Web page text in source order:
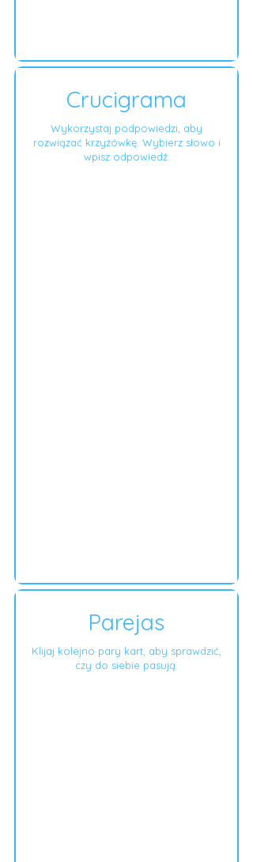
Crucigrama
Wykorzystaj podpowiedzi, aby
rozwiązać krzyżówkę. Wybierz słowo i
wpisz odpowiedź.
Parejas
Klijaj kolejno pary kart, aby sprawdzić,
czy do siebie pasują.